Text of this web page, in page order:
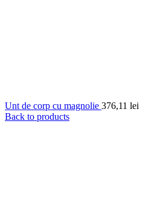
Unt de corp cu magnolie 376,11 lei
Back to products